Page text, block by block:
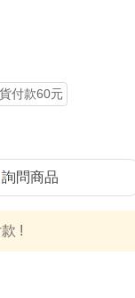
付款60元
詢問商品
!